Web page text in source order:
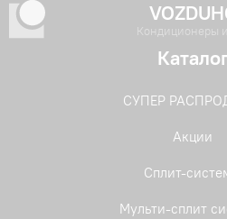
Кондиционеры
СУПЕР
Акции
Сплит-
Мульти-сплит